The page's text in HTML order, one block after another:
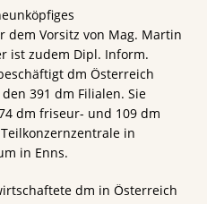
dem Vorsitz von Mag. Martin
ist zudem Dipl. Inform.
dm Österreich
391 dm Filialen. Sie
dm friseur- und 109 dm
in
in Enns.
dm in Österreich